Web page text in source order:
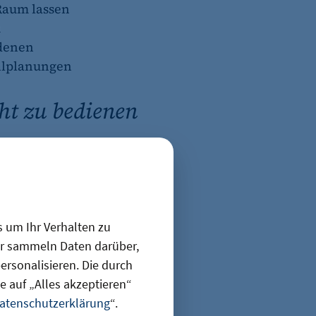
um Ihr Verhalten zu
sammeln Daten darüber,
Die durch
auf „Alles akzeptieren“
“.
lassen
zu bedienen
In einem
neu